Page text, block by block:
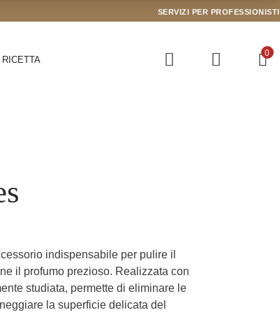
SERVIZI PER PROFESSIONISTI
RICETTA
0
(2 recensioni)indispensabile per pulire il
il profumo prezioso. Realizzata con
studiata, permette di eliminare le
la superficie delicata del